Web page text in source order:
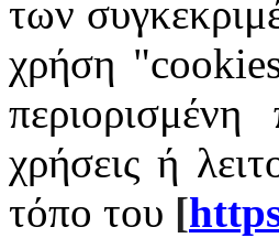
των
χρήση "
χρήσεις ή
τόπο του [